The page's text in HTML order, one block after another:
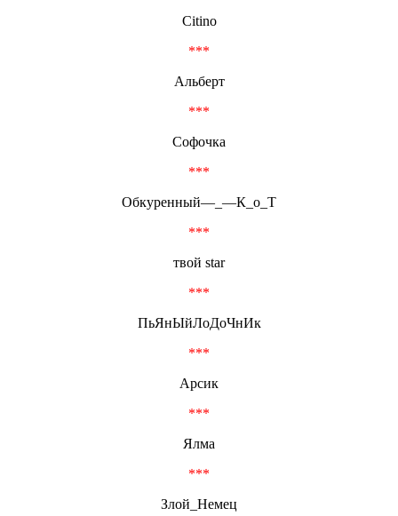
Citino
***
Альберт
***
Софочка
***
Обкуренный—_—К_о_Т
***
твой star
***
ПьЯнЫйЛоДоЧнИк
***
Арсик
***
Ялма
***
Злой_Немец